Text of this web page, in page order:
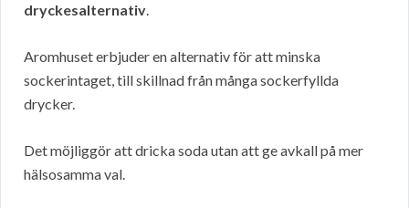
dryckesalternativ.
Aromhuset erbjuder en alternativ för att minska
sockerintaget, till skillnad från många sockerfyllda
drycker.
Det möjliggör att dricka soda utan att ge avkall på mer
hälsosamma val.